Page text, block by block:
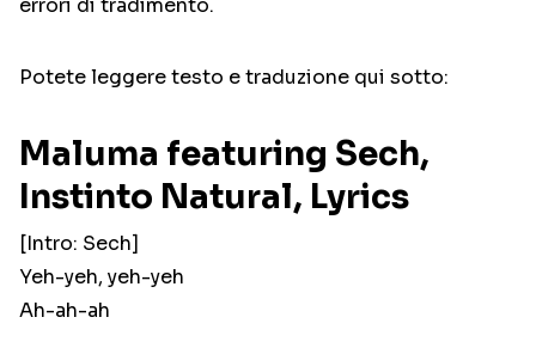
errori di tradimento.
Potete leggere testo e traduzione qui sotto:
Maluma featuring Sech,
Instinto Natural, Lyrics
[Intro: Sech]
Yeh-yeh, yeh-yeh
Ah-ah-ah